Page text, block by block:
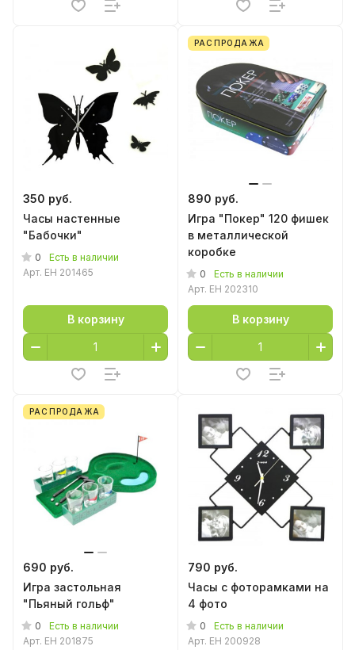
350 руб.
Часы настенные
"Бабочки"
0
Есть в наличии
Арт. EH 201465
В корзину
РАСПРОДАЖА
890 руб.
Игра "Покер" 120 фишек
в металлической
коробке
0
Есть в наличии
Арт. EH 202310
В корзину
РАСПРОДАЖА
690 руб.
Игра застольная
"Пьяный гольф"
0
Есть в наличии
Арт. EH 201875
790 руб.
Часы с фоторамками на
4 фото
0
Есть в наличии
Арт. EH 200928